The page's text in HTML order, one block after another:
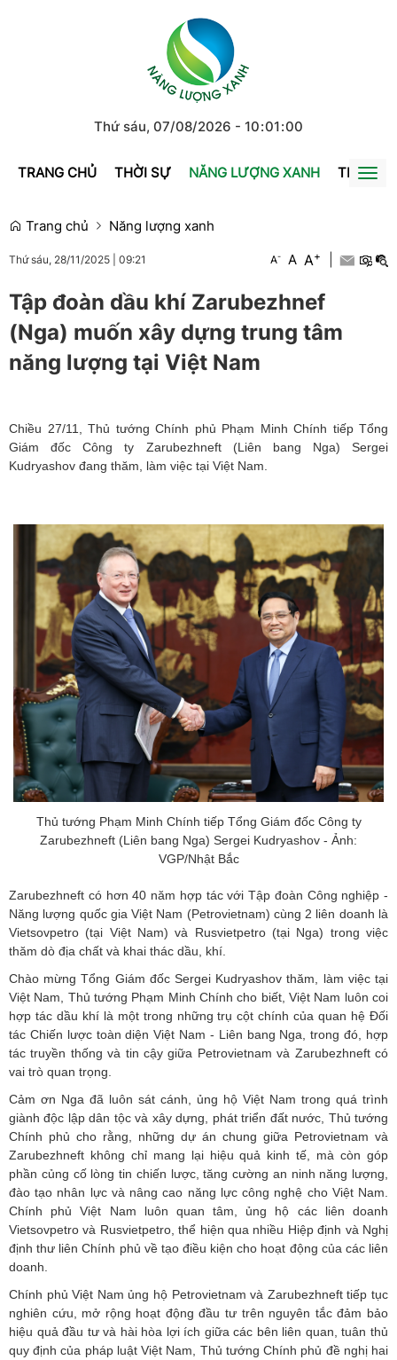
Thứ sáu, 07/08/2026 - 10:01:00
TRANG CHỦ THỜI SỰ NĂNG LƯỢNG XANH TRÁI
Trang chủ
Năng lượng xanh
Thứ sáu, 28/11/2025 09:21 A- A A+
Tập đoàn dầu khí Zarubezhnef
(Nga) muốn xây dựng trung tâm
năng lượng tại Việt Nam
Chiều 27/11, Thủ tướng Chính phủ Phạm Minh Chính tiếp Tổng
Giám đốc Công ty Zarubezhneft (Liên bang Nga) Sergei
Kudryashov đang thăm, làm việc tại Việt Nam.
Thủ tướng Phạm Minh Chính tiếp Tổng Giám đốc Công ty
Zarubezhneft (Liên bang Nga) Sergei Kudryashov - Ảnh:
VGP/Nhật Bắc
Zarubezhneft có hơn 40 năm hợp tác với Tập đoàn Công nghiệp -
Năng lượng quốc gia Việt Nam (Petrovietnam) cùng 2 liên doanh là
Vietsovpetro (tại Việt Nam) và Rusvietpetro (tại Nga) trong việc
thăm dò địa chất và khai thác dầu, khí.
Chào mừng Tổng Giám đốc Sergei Kudryashov thăm, làm việc tại
Việt Nam, Thủ tướng Phạm Minh Chính cho biết, Việt Nam luôn coi
hợp tác dầu khí là một trong những trụ cột chính của quan hệ Đối
tác Chiến lược toàn diện Việt Nam - Liên bang Nga, trong đó, hợp
tác truyền thống và tin cậy giữa Petrovietnam và Zarubezhneft có
vai trò quan trọng.
Cảm ơn Nga đã luôn sát cánh, ủng hộ Việt Nam trong quá trình
giành độc lập dân tộc và xây dựng, phát triển đất nước, Thủ tướng
Chính phủ cho rằng, những dự án chung giữa Petrovietnam và
Zarubezhneft không chỉ mang lại hiệu quả kinh tế, mà còn góp
phần củng cố lòng tin chiến lược, tăng cường an ninh năng lượng,
đào tạo nhân lực và nâng cao năng lực công nghệ cho Việt Nam.
Chính phủ Việt Nam luôn quan tâm, ủng hộ các liên doanh
Vietsovpetro và Rusvietpetro, thể hiện qua nhiều Hiệp định và Nghị
định thư liên Chính phủ về tạo điều kiện cho hoạt động của các liên
doanh.
Chính phủ Việt Nam ủng hộ Petrovietnam và Zarubezhneft tiếp tục
nghiên cứu, mở rộng hoạt động đầu tư trên nguyên tắc đảm bảo
hiệu quả đầu tư và hài hòa lợi ích giữa các bên liên quan, tuân thủ
quy định của pháp luật Việt Nam, Thủ tướng Chính phủ đề nghị hai